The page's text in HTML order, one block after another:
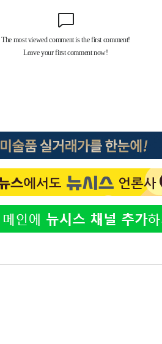
실업률은 4.1%로
리지 말고 과감히
드·남쪽 아웃바운
리 수요 선제 대응"
입단
'5승 2무'
감
에 마쳐
본부장 기소